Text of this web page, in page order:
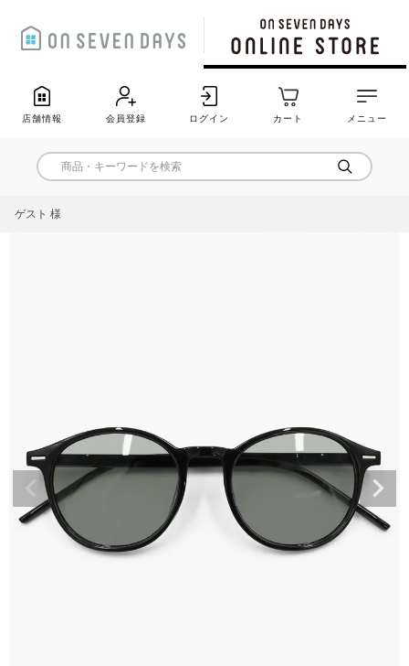
店舗情報 会員登録 ログイン カート メニュー
ゲスト 様